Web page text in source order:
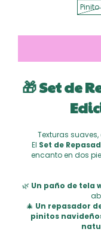
🎁 Setde
Texturas
El Set de
encanto en dos
🌿 Un paño de tela
🎄 Un repasador
pinitos